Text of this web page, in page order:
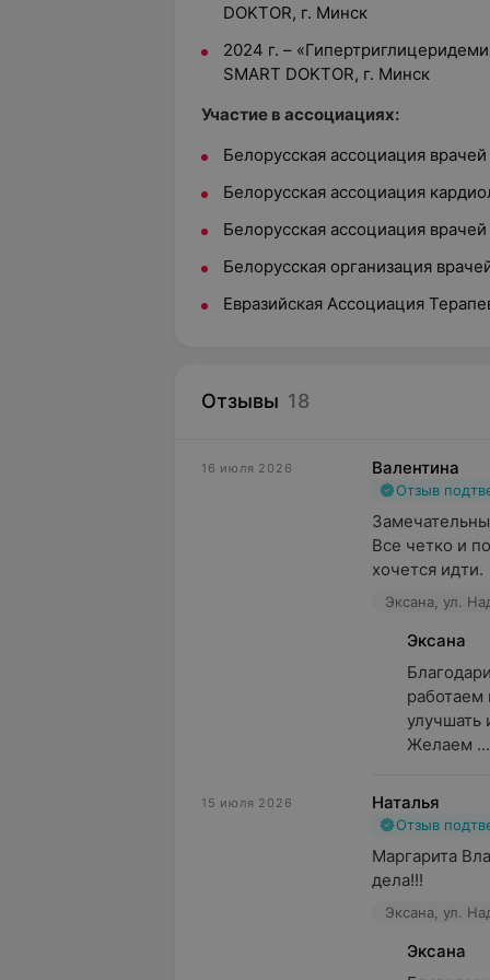
DOKTOR, г. Минск
2024 г. –
SMART DOKTOR, г. Минск
Участие в ассоциациях:
Белорусская ассоциация
Белорусская ассоциация
Белорусская ассоциация
Белорусская организация
Евразийская Ассоциация
Отзывы 18
16 июля 2026 Валентина
Отзыв
Все четко и
хочется идти.
Эксана, ул.
Эксана
работаем
улучшать
Желаем ...
15 июля 2026 Наталья
Отзыв
Маргарита
дела!!!
Эксана, ул.
Эксана